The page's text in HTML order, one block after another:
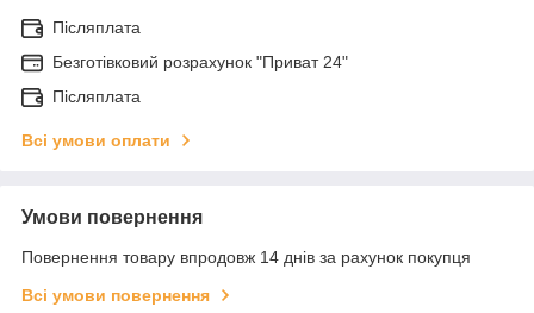
Післяплата
Безготівковий розрахунок "Приват 24"
Післяплата
Всі умови оплати
Умови повернення
Повернення товару впродовж 14 днів за рахунок покупця
Всі умови повернення